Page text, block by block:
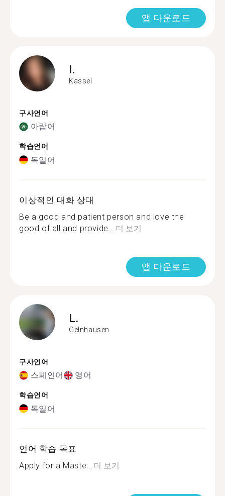
앱 다운로드
I.
Kassel
구사언어
아랍어
학습언어
독일어
이상적인 대화 상대
Be a good and patient person and love the
good of all and provide... 더 보기
앱 다운로드
L.
Gelnhausen
구사언어
스페인어 영어
학습언어
독일어
언어 학습 목표
Apply for a Maste... 더 보기